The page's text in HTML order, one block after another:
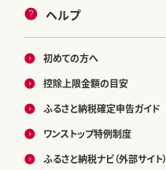
ヘルプ
初めての方へ
控除上限金額の目安
ふるさと納税確定申告ガイド
ワンストップ特例制度
ふるさと納税ナビ（外部サイト）